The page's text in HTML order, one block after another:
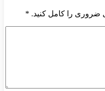
ضروری را کامل کنید. *